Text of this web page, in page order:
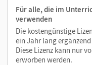
Zoomen
Für alle, die im
verwenden
Die kostengünstige
ein Jahr lang
Diese Lizenz kann nur
erworben werden.